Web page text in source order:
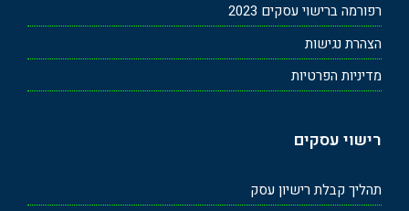
רפורמה ברישוי עסקים 2023
הצהרת נגישות
מדיניות הפרטיות
רישוי עסקים
תהליך קבלת רישיון עסק